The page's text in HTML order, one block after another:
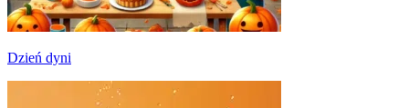
Dzień dyni